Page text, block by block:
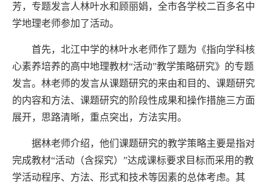
芳，专题发言人林叶水和顾丽娟，全市各学校二百多名中
学地理老师参加了活动。
首先，北江中学的林叶水老师作了题为《指向学科核
心素养培养的高中地理教材“活动”教学策略研究》的专题
发言。林老师的发言从课题研究的来由和目的、课题研究
的内容和方法、课题研究的阶段性成果和操作措施三方面
展开，思路清晰，重点突出，方法实用。
据林老师介绍，他们课题研究的教学策略主要是指对
完成教材“活动（含探究）”达成课标要求目标而采用的教
学活动程序、方法、形式和技术等因素的总体考虑。其